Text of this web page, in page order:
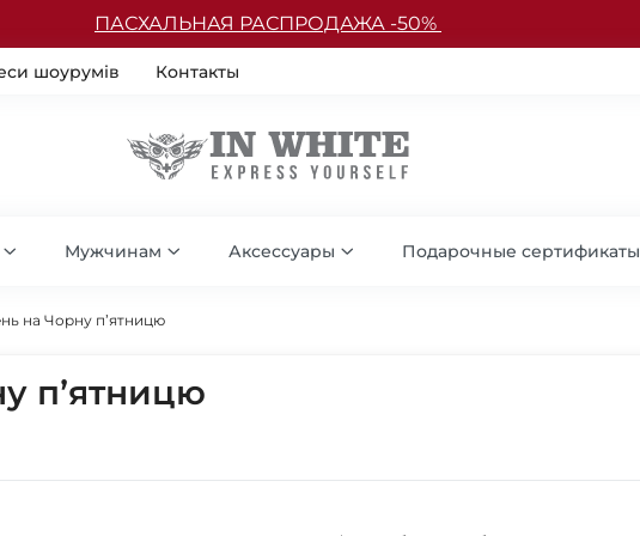
ПАСХАЛЬНАЯ РАСПРОДАЖА -50%
шоурумів Контакты
Мужчинам Аксессуары Подарочные сертификаты
на Чорну пʼятницю
пʼятницю